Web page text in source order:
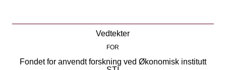
Vedtekter
FOR
Fondet for anvendt forskning ved Økonomisk institutt